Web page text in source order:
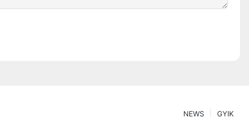
GYIK
NEWS